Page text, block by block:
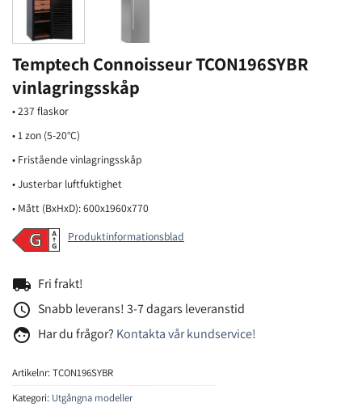
Temptech Connoisseur TCON196SYBR
vinlagringsskåp
• 237 flaskor
• 1 zon (5-20°C)
• Fristående vinlagringsskåp
• Justerbar luftfuktighet
• Mått (BxHxD): 600x1960x770
Produktinformationsblad
local_shipping Fri frakt!
access_time Snabb leverans! 3-7 dagars leveranstid
face Har du frågor? Kontakta vår kundservice!
Artikelnr:TCON196SYBR
Kategori: Utgångna modeller